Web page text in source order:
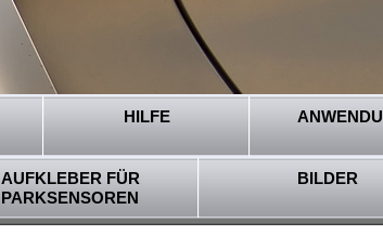
HILFE
AUFKLEBER FÜR
PARKSENSOREN
BILDER